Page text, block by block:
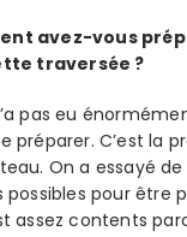
avez-vous
traversée ?
pas eu
préparer. C’est la
On a essayé
possibles pour être
assez contents